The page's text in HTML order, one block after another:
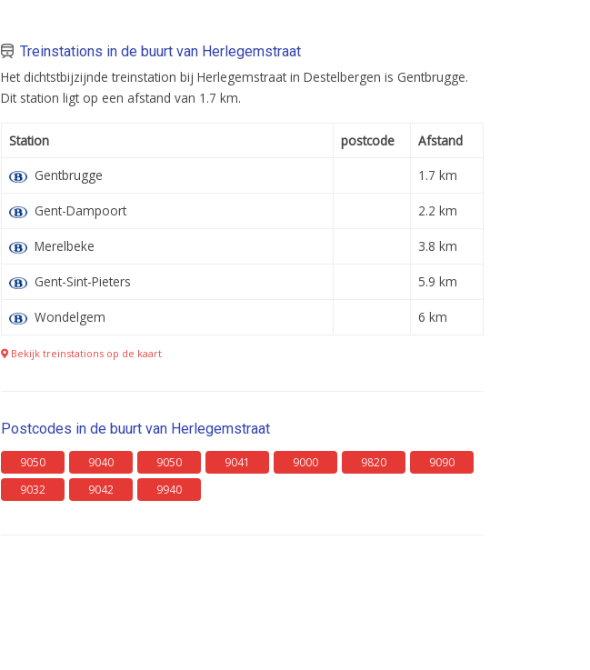
Treinstations in de buurt van Herlegemstraat
Het dichtstbijzijnde treinstation bij Herlegemstraat in Destelbergen is Gentbrugge.
Dit station ligt op een afstand van 1.7 km.
Station postcode
Afstand
Gentbrugge
1.7 km
Gent-Dampoort 2.2 km
Merelbeke 3.8 km
Gent-Sint-Pieters 5.9 km
Wondelgem 6 km
Bekijk treinstations op de kaart
Postcodes in de buurt van Herlegemstraat
9050 9040 9050 9041 9000 9820
9090
9032
9042 9940